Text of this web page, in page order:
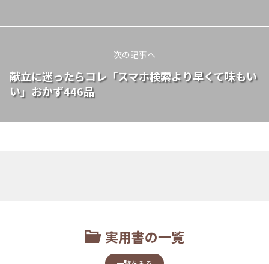
次の記事へ
献立に迷ったらコレ「スマホ検索より早くて味もい
い」おかず446品
実用書の一覧